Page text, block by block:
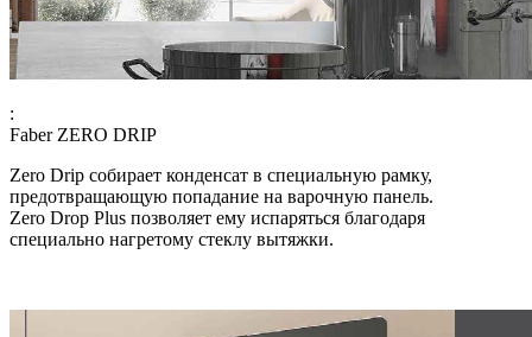
:
Faber ZERO DRIP
Zero Drip собирает конденсат в специальную рамку,
предотвращающую попадание на варочную панель.
Zero Drop Plus позволяет ему испаряться благодаря
специально нагретому стеклу вытяжки.